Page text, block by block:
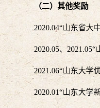
（二）其他奖励
2020.04“山东省大
2020.05、
2021.06“山东大学
2020.01“山东大学